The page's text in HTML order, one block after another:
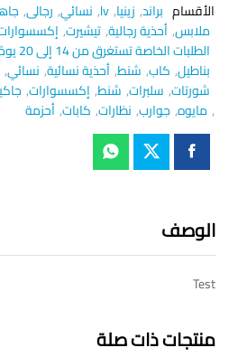
الأقسام براند, زينيا,
lv
, نسائي, رجالى,
ملابس,أحذية رجالية,تيشيرت,
الطلبات الخاصة تستغرق من 14 إلى 20 يومًا للتوصيل
بناطيل, كاب, شنط,أحذية نسائية, نسائي,
شورتات, سلبرات, شنط, إكسسوارات,
, مايوه, جوارب, نظارات, كابات,أحزمة
الوصف
Test
منتجات ذات صلة